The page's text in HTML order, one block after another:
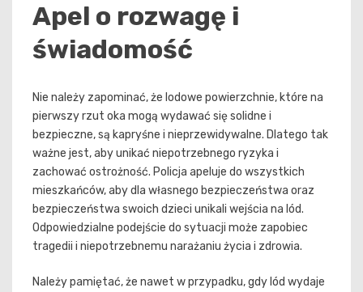
Apel o rozwagę i
świadomość
Nie należy zapominać, że lodowe powierzchnie, które na
pierwszy rzut oka mogą wydawać się solidne i
bezpieczne, są kapryśne i nieprzewidywalne. Dlatego tak
ważne jest, aby unikać niepotrzebnego ryzyka i
zachować ostrożność. Policja apeluje do wszystkich
mieszkańców, aby dla własnego bezpieczeństwa oraz
bezpieczeństwa swoich dzieci unikali wejścia na lód.
Odpowiedzialne podejście do sytuacji może zapobiec
tragedii i niepotrzebnemu narażaniu życia i zdrowia.
Należy pamiętać, że nawet w przypadku, gdy lód wydaje